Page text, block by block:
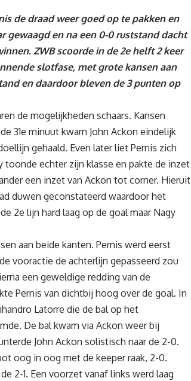
de draad weer goed op te pakken en
gewaagd en na een 0-0 ruststand dacht
ZWB scoorde in de 2e helft 2 keer
slotfase, met grote kansen aan
en daardoor bleven de 3 punten op
de mogelijkheden schaars. Kansen
31e minuut kwam John Ackon eindelijk
gehaald. Even later liet Pernis zich
echter zijn klasse en pakte de inzet
een inzet van Ackon tot corner. Hieruit
duwen geconstateerd waardoor het
2e lijn hard laag op de goal maar Nagy
aan beide kanten. Pernis werd eerst
vooractie de achterlijn gepasseerd zou
een geweldige redding van de
Pernis van dichtbij hoog over de goal. In
Latorre die de bal op het
De bal kwam via Ackon weer bij
John Ackon solistisch naar de 2-0.
oog in oog met de keeper raak, 2-0.
2-1. Een voorzet vanaf links werd laag